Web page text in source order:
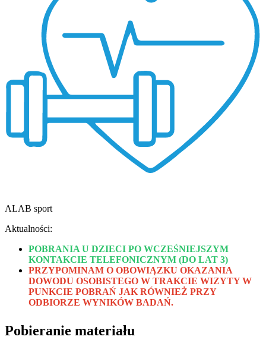
ALAB sport
Aktualności:
POBRANIA U DZIECI PO WCZEŚNIEJSZYM
KONTAKCIE TELEFONICZNYM (DO LAT 3)
PRZYPOMINAM O OBOWIĄZKU OKAZANIA
DOWODU OSOBISTEGO W TRAKCIE WIZYTY W
PUNKCIE POBRAŃ JAK RÓWNIEŻ PRZY
ODBIORZE WYNIKÓW BADAŃ.
Pobieranie materiału